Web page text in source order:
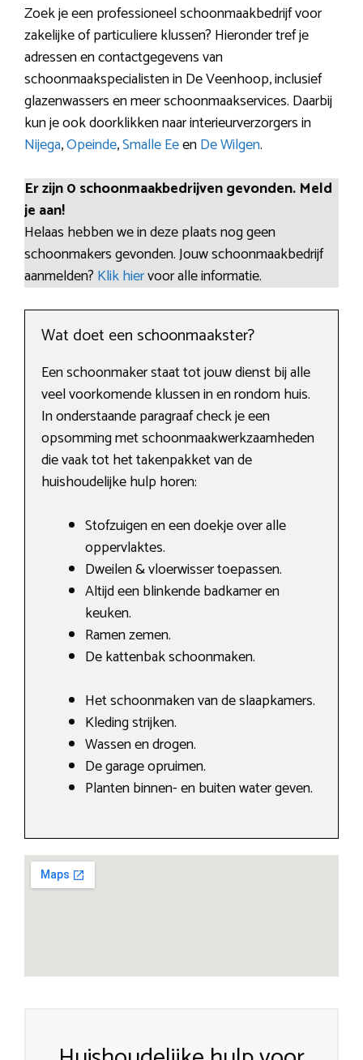
Zoek je een professioneel schoonmaakbedrijf voor
zakelijke of particuliere klussen? Hieronder tref je
adressen en contactgegevens van
schoonmaakspecialisten in De Veenhoop, inclusief
glazenwassers en meer schoonmaakservices. Daarbij
kun je ook doorklikken naar interieurverzorgers in
Nijega,Opeinde,Smalle EeenDe Wilgen.
Er zijn 0 schoonmaakbedrijven gevonden. Meld
je aan!
Helaas hebben we in deze plaats nog geen
schoonmakers gevonden. Jouw schoonmaakbedrijf
aanmelden? Klik hiervoor alle informatie.
Wat doet een schoonmaakster?
Een schoonmaker staat tot jouw dienst bij alle
veel voorkomende klussen in en rondom huis.
In onderstaande paragraaf check je een
opsomming met schoonmaakwerkzaamheden
die vaak tot het takenpakket van de
huishoudelijke hulp horen:
Stofzuigen en een doekje over alle
oppervlaktes.
Dweilen & vloerwisser toepassen.
Altijd een blinkende badkamer en
keuken.
Ramen zemen.
De kattenbak schoonmaken.
Het schoonmaken van de slaapkamers.
Kleding strijken.
Wassen en drogen.
De garage opruimen.
Planten binnen- en buiten water geven.